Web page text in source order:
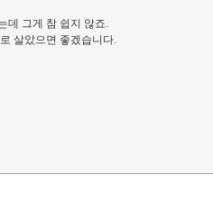
데 그게 참 쉽지 않죠.
살았으면 좋겠습니다.